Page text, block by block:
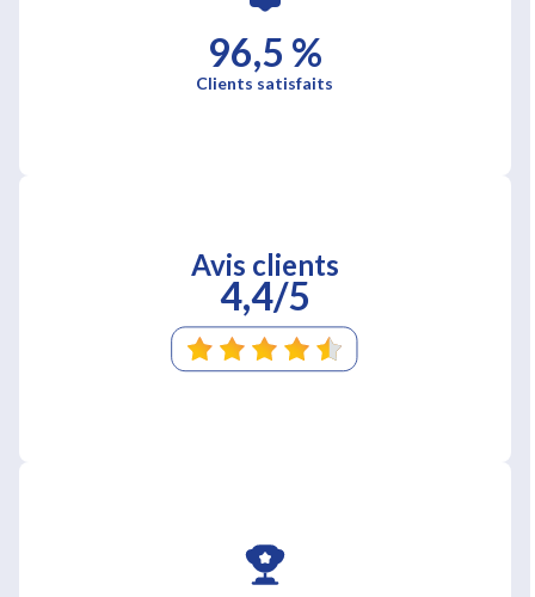
96,5 %
Clients satisfaits
Avis clients
4,4/5